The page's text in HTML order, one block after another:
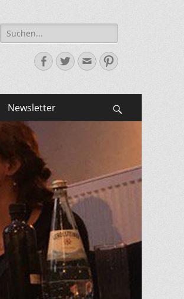
Suche
nach:
Facebook
Twitter
E-
Mail-
Pinterest
Newsletter